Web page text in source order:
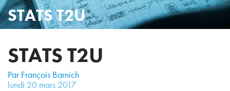
STATS T2U
STATS T2U
Par François Barnich
lundi 20 mars 2017